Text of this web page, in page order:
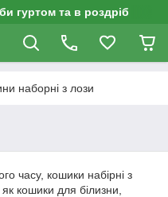
гуртом та в роздріб
наборні з лози
часу, кошики набірні з
кошики для білизни,